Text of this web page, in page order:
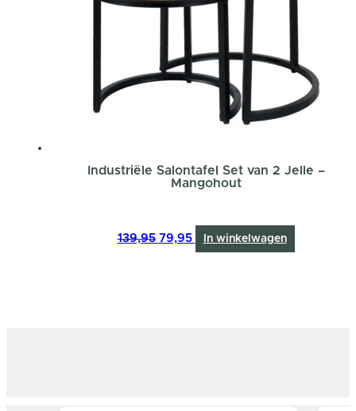
Industriële Salontafel Set van 2 Jelle –
Mangohout
139,95 Oorspronkelijke
79,95Huidige
prijs
In winkelwagen